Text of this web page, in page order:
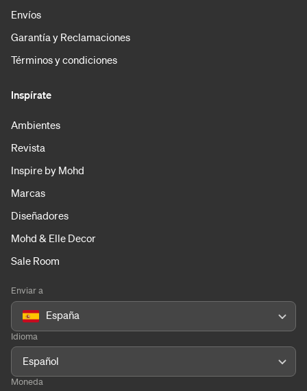
Envíos
Garantía y Reclamaciones
Términos y condiciones
Inspírate
Ambientes
Revista
Inspire by Mohd
Marcas
Diseñadores
Mohd & Elle Decor
Sale Room
Enviar a
España
Idioma
Español
Moneda